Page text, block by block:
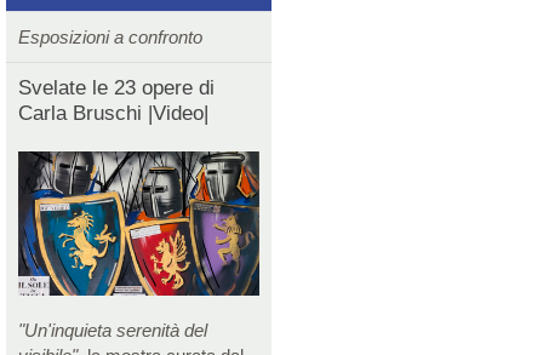
Esposizioni a confronto
Svelate le 23 opere di
Carla Bruschi |Video|
"Un'inquieta serenità del